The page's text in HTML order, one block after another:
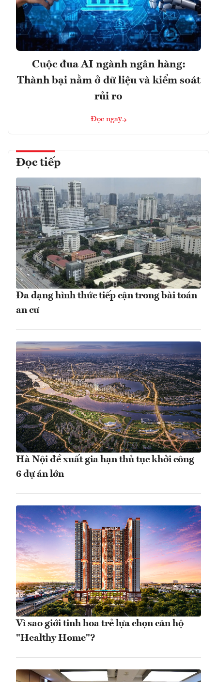
Cuộc đua AI ngành ngân hàng:
Thành bại nằm ở dữ liệu và kiểm soát
rủi ro
Đọc ngay
Đọc tiếp
Đa dạng hình thức tiếp cận trong bài toán
an cư
Hà Nội đề xuất gia hạn thủ tục khởi công
6 dự án lớn
Vì sao giới tinh hoa trẻ lựa chọn căn hộ
"Healthy Home"?